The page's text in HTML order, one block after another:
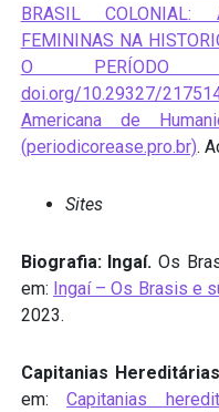
BRASIL COLONIAL:
FEMININAS NA
O PERÍODO
doi.org/10.29327/
Americana de
(periodicorease.pro.br).
Sites
Biografia: Ingaí. Os
em: Ingaí – Os Brasis e
2023.
Capitanias
em:Capitanias